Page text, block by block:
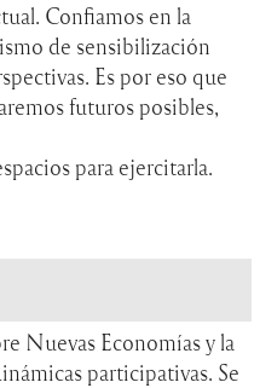
Confiamos en la
de sensibilización
Es por eso que
futuros posibles,
para ejercitarla.
Nuevas Economías y la
participativas. Se